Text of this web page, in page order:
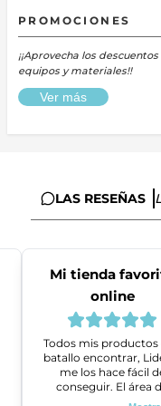
PROMOCIONES
¡¡Aprovecha los descuentos
equipos y materiales!!
Ver más
LAS RESEÑAS
Mi tienda
online
Todos mis productos
batallo encontrar,
me los hace fácil
conseguir. El área
ventas es super